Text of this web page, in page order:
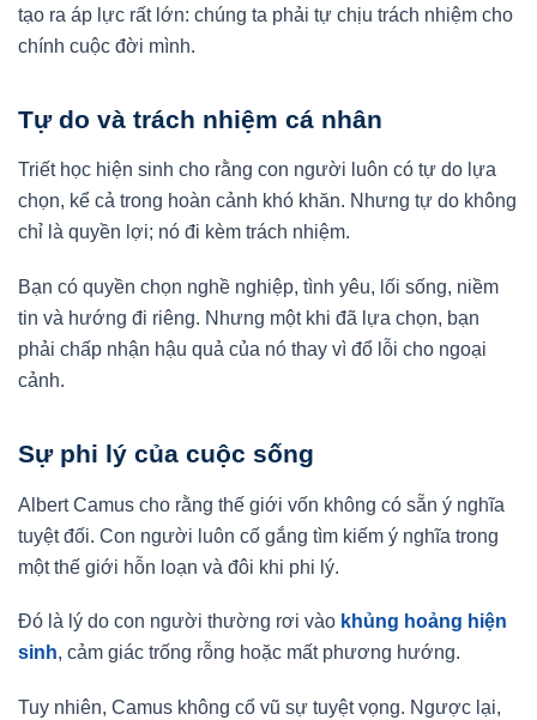
tạo ra áp lực rất lớn: chúng ta phải tự chịu trách nhiệm cho
chính cuộc đời mình.
Tự do và trách nhiệm cá nhân
Triết học hiện sinh cho rằng con người luôn có tự do lựa
chọn, kể cả trong hoàn cảnh khó khăn. Nhưng tự do không
chỉ là quyền lợi; nó đi kèm trách nhiệm.
Bạn có quyền chọn nghề nghiệp, tình yêu, lối sống, niềm
tin và hướng đi riêng. Nhưng một khi đã lựa chọn, bạn
phải chấp nhận hậu quả của nó thay vì đổ lỗi cho ngoại
cảnh.
Sự phi lý của cuộc sống
Albert Camus cho rằng thế giới vốn không có sẵn ý nghĩa
tuyệt đối. Con người luôn cố gắng tìm kiếm ý nghĩa trong
một thế giới hỗn loạn và đôi khi phi lý.
Đó là lý do con người thường rơi vào khủng hoảng hiện
sinh, cảm giác trống rỗng hoặc mất phương hướng.
Tuy nhiên, Camus không cổ vũ sự tuyệt vọng. Ngược lại,